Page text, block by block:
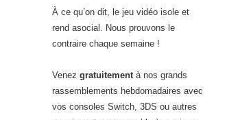
À ce qu’on dit, le jeu vidéo isole et
rend asocial. Nous prouvons le
contraire chaque semaine !
Venez gratuitementà nos grands
rassemblements hebdomadaires avec
vos consoles Switch, 3DS ou autres